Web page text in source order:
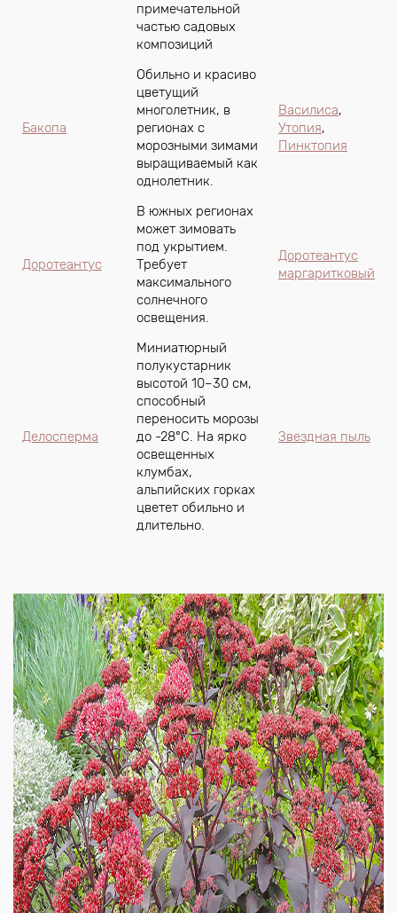
примечательной
частью садовых
композиций
Бакопа
Обильно и красиво
цветущий
многолетник, в
регионах с
морозными зимами
выращиваемый как
однолетник.
Василиса,
Утопия,
Пинктопия
Доротеантус
В южных регионах
может зимовать
под укрытием.
Требует
максимального
солнечного
освещения.
Доротеантус
маргаритковый
Делосперма
Миниатюрный
полукустарник
высотой 10–30 см,
способный
переносить морозы
до -28°C. На ярко
освещенных
клумбах,
альпийских горках
цветет обильно и
длительно.
Звездная пыль